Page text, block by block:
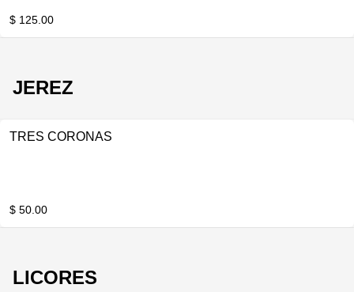
$ 125.00
JEREZ
TRES CORONAS
$ 50.00
LICORES